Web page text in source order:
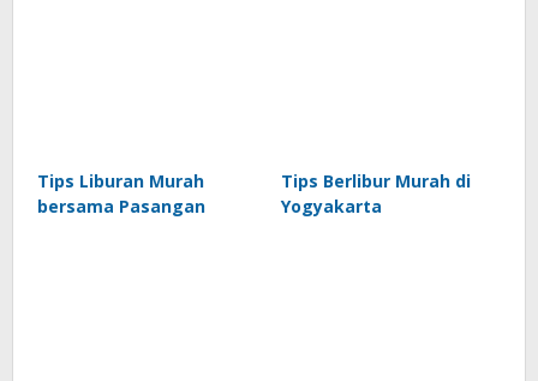
Tips Liburan Murah
bersama Pasangan
Tips Berlibur Murah di
Yogyakarta